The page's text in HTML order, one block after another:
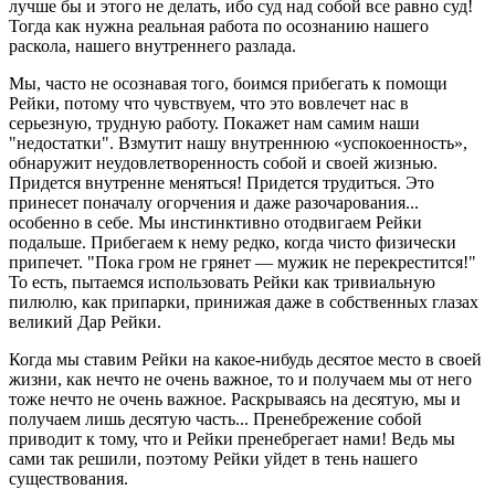
лучше бы и этого не делать, ибо суд над собой все равно суд!
Тогда как нужна реальная работа по осознанию нашего
раскола, нашего внутреннего разлада.
Мы, часто не осознавая того, боимся прибегать к помощи
Рейки, потому что чувствуем, что это вовлечет нас в
серьезную, трудную работу. Покажет нам самим наши
"недостатки". Взмутит нашу внутреннюю «успокоенность»,
обнаружит неудовлетворенность собой и своей жизнью.
Придется внутренне меняться! Придется трудиться. Это
принесет поначалу огорчения и даже разочарования...
особенно в себе. Мы инстинктивно отодвигаем Рейки
подальше. Прибегаем к нему редко, когда чисто физически
припечет. "Пока гром не грянет — мужик не перекрестится!"
То есть, пытаемся использовать Рейки как тривиальную
пилюлю, как припарки, принижая даже в собственных глазах
великий Дар Рейки.
Когда мы ставим Рейки на какое-нибудь десятое место в своей
жизни, как нечто не очень важное, то и получаем мы от него
тоже нечто не очень важное. Раскрываясь на десятую, мы и
получаем лишь десятую часть... Пренебрежение собой
приводит к тому, что и Рейки пренебрегает нами! Ведь мы
сами так решили, поэтому Рейки уйдет в тень нашего
существования.